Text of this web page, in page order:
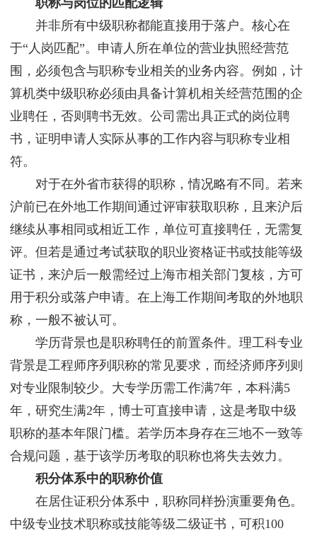
职称与岗位的匹配逻辑
并非所有中级职称都能直接用于落户。核心在
于“人岗匹配”。申请人所在单位的营业执照经营范
围，必须包含与职称专业相关的业务内容。例如，计
算机类中级职称必须由具备计算机相关经营范围的企
业聘任，否则聘书无效。公司需出具正式的岗位聘
书，证明申请人实际从事的工作内容与职称专业相
符。
对于在外省市获得的职称，情况略有不同。若来
沪前已在外地工作期间通过评审获取职称，且来沪后
继续从事相同或相近工作，单位可直接聘任，无需复
评。但若是通过考试获取的职业资格证书或技能等级
证书，来沪后一般需经过上海市相关部门复核，方可
用于积分或落户申请。在上海工作期间考取的外地职
称，一般不被认可。
学历背景也是职称聘任的前置条件。理工科专业
背景是工程师序列职称的常见要求，而经济师序列则
对专业限制较少。大专学历需工作满7年，本科满5
年，研究生满2年，博士可直接申请，这是考取中级
职称的基本年限门槛。若学历本身存在三地不一致等
合规问题，基于该学历考取的职称也将失去效力。
积分体系中的职称价值
在居住证积分体系中，职称同样扮演重要角色。
中级专业技术职称或技能等级二级证书，可积100